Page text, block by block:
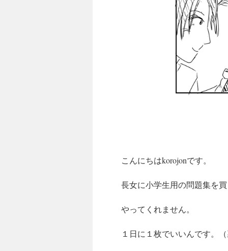
こんにちはkorojonです。
長女に小学生用の問題集を
やってくれません。
１日に１枚でいいんです。